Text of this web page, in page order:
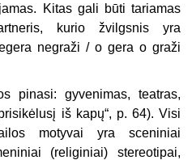
Kitas gali būti tariamas
kurio žvilgsnis yra
negraži / o gera o graži
pinasi: gyvenimas, teatras,
iš kapų“, p. 64). Visi
motyvai yra sceniniai
(religiniai) stereotipai,